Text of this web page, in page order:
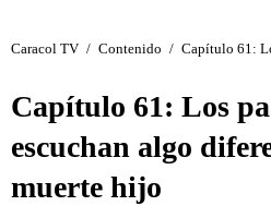
Caracol TV / Contenido / Capítulo 61:
Capítulo 61: Los
escuchan algo
muerte hijo